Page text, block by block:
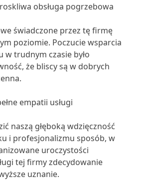
obsługa pogrzebowa
świadczone przez tę firmę
poziomie. Poczucie wsparcia
w trudnym czasie było
że bliscy są w dobrych
empatii usługi
naszą głęboką wdzięczność
i profesjonalizmu sposób, w
uroczystości
tej firmy zdecydowanie
uznanie.